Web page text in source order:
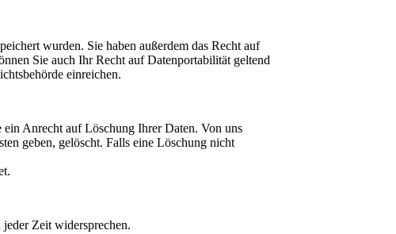
wurden. Sie haben außerdem das Recht auf
Sie auch Ihr Recht auf Datenportabilität geltend
einreichen.
Anrecht auf Löschung Ihrer Daten. Von uns
geben, gelöscht. Falls eine Löschung nicht
Zeit widersprechen.